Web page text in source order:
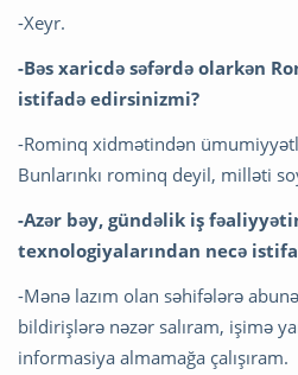
-Xeyr.
-Bəs xaricdə səfərdə olarkən
istifadə edirsinizmi?
-Rominq xidmətindən
Bunlarınkı rominq deyil, milləti
-Azər bəy, gündəlik iş
texnologiyalarından necə
-Mənə lazım olan səhifələrə
bildirişlərə nəzər salıram, işimə
informasiya almamağa